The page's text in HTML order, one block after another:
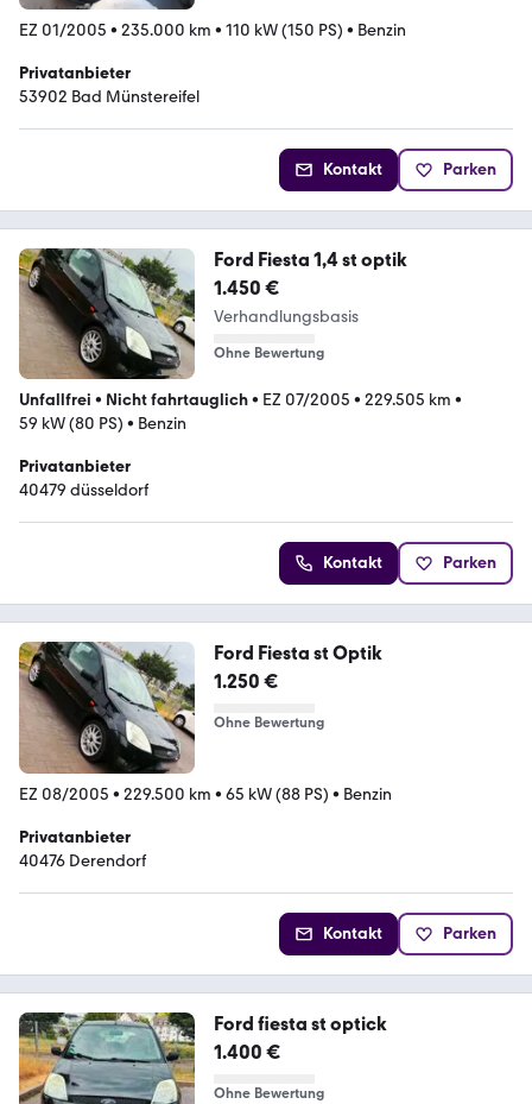
EZ 01/2005 • 235.000 km • 110 kW (150 PS) • Benzin
Privatanbieter
53902 Bad Münstereifel
Kontakt Parken
Ford Fiesta 1,4 st optik
1.450 €
Verhandlungsbasis
Ohne Bewertung
Unfallfrei • Nicht fahrtauglich• EZ 07/2005 • 229.505 km •
59 kW (80 PS) • Benzin
Privatanbieter
40479 düsseldorf
Kontakt Parken
Ford Fiesta st Optik
1.250 €
Ohne Bewertung
EZ 08/2005 • 229.500 km • 65 kW (88 PS) • Benzin
Privatanbieter
40476 Derendorf
Kontakt Parken
Ford fiesta st optick
1.400 €
Ohne Bewertung